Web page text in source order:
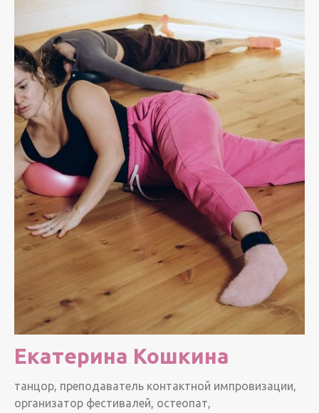
Екатерина Кошкина
танцор, преподаватель контактной импровизации,
организатор фестивалей, остеопат,